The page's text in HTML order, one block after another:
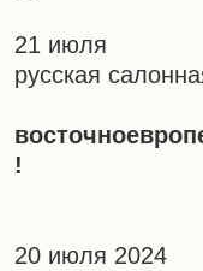
21 июля
русская
!
20 июля 2024